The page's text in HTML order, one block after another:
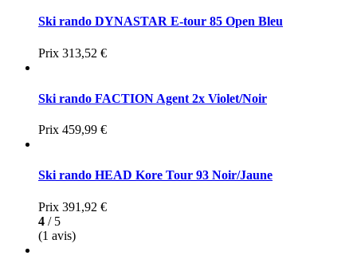
Ski rando DYNASTAR E-tour 85 Open Bleu
Prix 313,52 €
Ski rando FACTION Agent 2x Violet/Noir
Prix 459,99 €
Ski rando HEAD Kore Tour 93 Noir/Jaune
Prix 391,92 €
4 / 5
(1 avis)